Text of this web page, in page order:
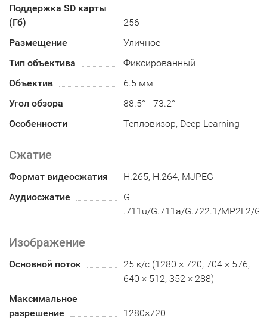
Поддержка SD карты
(Гб)
256
Размещение
Уличное
Тип объектива
Фиксированный
Объектив
6.5 мм
Угол обзора
88.5° - 73.2°
Особенности
Тепловизор, Deep Learning
Сжатие
Формат видеосжатия
H.265, H.264, MJPEG
Аудиосжатие
G
.711u/G.711a/G.722.1/MP2L2/
Изображение
Основной поток
25 к/с (1280 × 720, 704 × 576,
640 × 512, 352 × 288)
Максимальное
разрешение
1280×720